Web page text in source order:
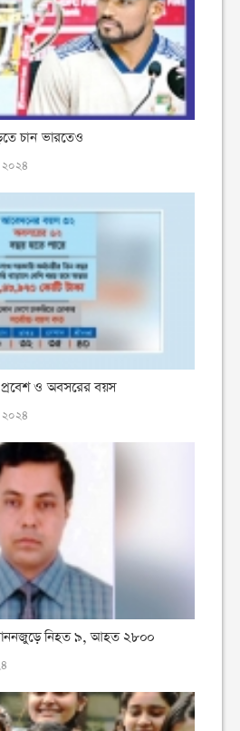
চান ভারতেও
২০২৪
প্রবেশ ও অবসরের বয়স
২০২৪
নিহত ৯, আহত ২৮০০